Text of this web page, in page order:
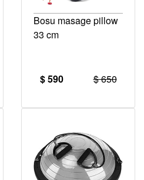
Bosu masage pillow
33 cm
$ 590 $ 650